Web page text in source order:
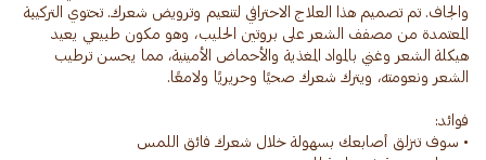
والجاف. تم تصميم هذا العلاج الاحترافي لتنعيم وترويض شعرك. تحتوي التركيبة
المعتمدة من مصفف الشعر على بروتين الحليب، وهو مكون طبيعي يعيد
هيكلة الشعر وغني بالمواد المغذية والأحماض الأمينية، مما يحسن ترطيب